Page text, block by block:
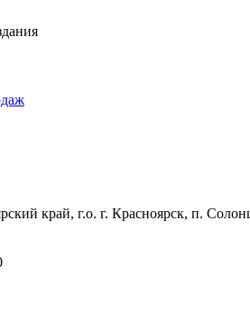
край, г.о. г. Красноярск, п.